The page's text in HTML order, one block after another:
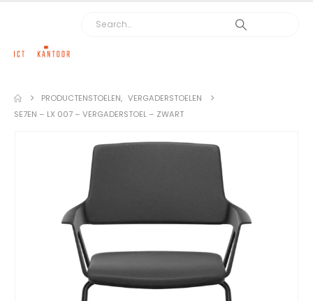
PRODUCTENSTOELEN, VERGADERSTOELEN
SE7EN – LX 007 – VERGADERSTOEL – ZWART